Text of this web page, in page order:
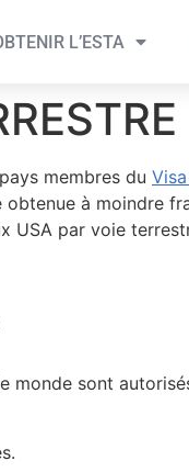
L’ESTA
membres du
à moindre
USA par voie
monde sont